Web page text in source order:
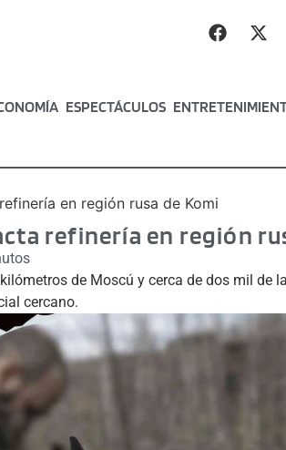
ESPECTÁCULOS
en región rusa de Komi
refinería en región
de Moscú y cerca de dos mil de
cercano.